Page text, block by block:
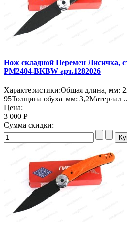
Нож складной Перемен Лисичка,
PM2404-BKBW арт.1282026
Характеристики:Общая длина, мм:
95Толщина обуха, мм: 3,2Материал
Цена:
3 000 Р
Сумма скидки: